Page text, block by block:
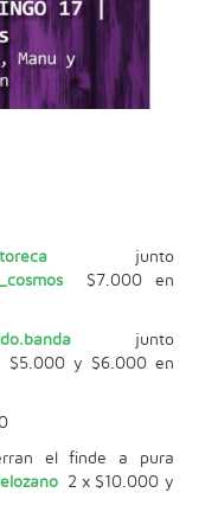
junto
$7.000 en
junto
$5.000 y $6.000 en
el finde a pura
2 x $10.000 y